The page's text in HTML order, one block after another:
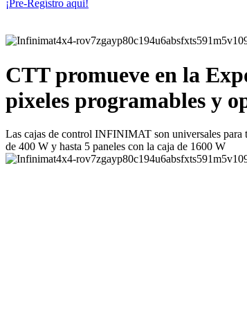
¡Pre-Regístro aqui!
CTT promueve en la
pixeles programables y
Las cajas de control INFINIMAT son universales
de 400 W y hasta 5 paneles con la caja de 1600 W